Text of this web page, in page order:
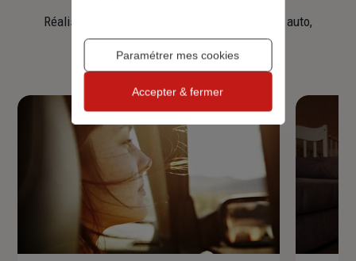
Réalisez une simulation tarifaire d'assurance, auto,
habitation, prêt immobilier.
Paramétrer mes cookies
Accepter & fermer